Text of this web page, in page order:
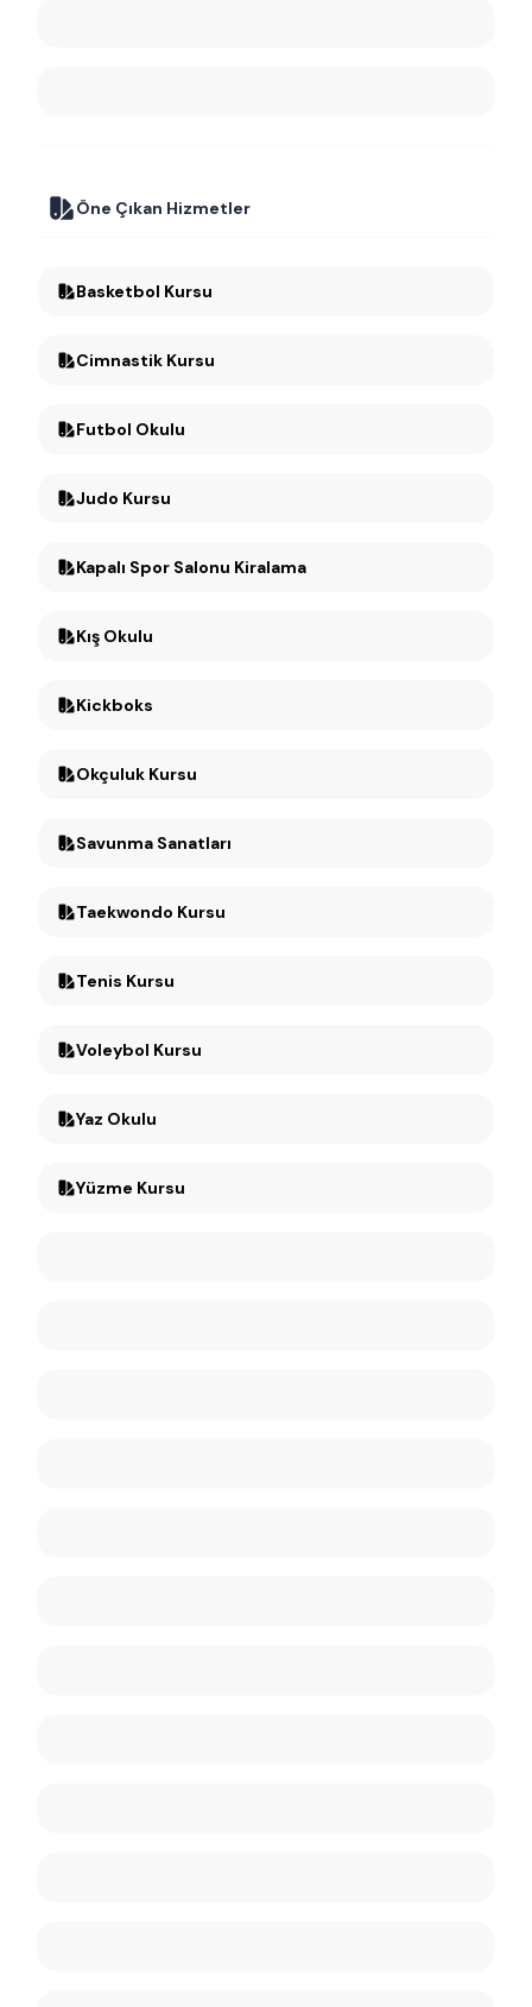
Öne Çıkan Hizmetler
Basketbol Kursu
Cimnastik Kursu
Futbol Okulu
Judo Kursu
Kapalı Spor Salonu Kiralama
Kış Okulu
Kickboks
Okçuluk Kursu
Savunma Sanatları
Taekwondo Kursu
Tenis Kursu
Voleybol Kursu
Yaz Okulu
Yüzme Kursu